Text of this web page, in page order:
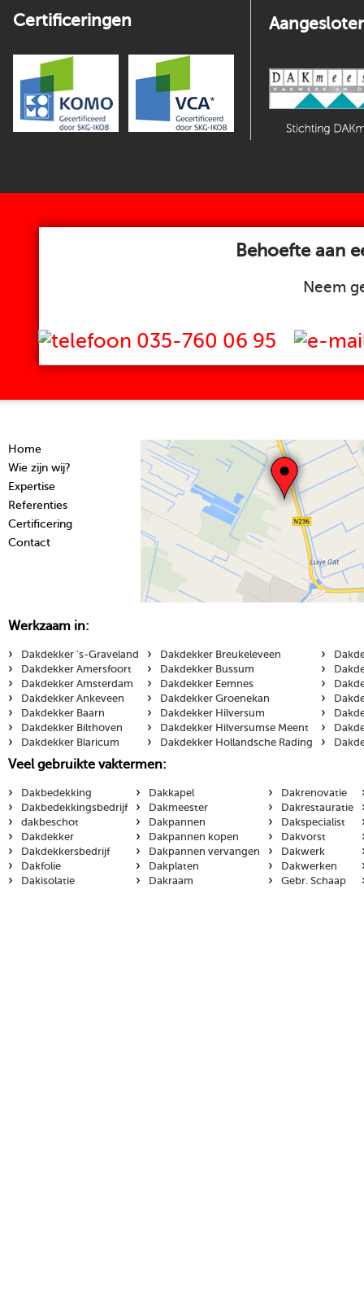
Certificeringen
Behoefte aan
Neem
035-760 06 95
Home
Wie zijn wij?
Expertise
Referenties
Certificering
Contact
Werkzaam in:
›
Dakdekker 's-Graveland
› Dakdekker Amersfoort
› Dakdekker Amsterdam
› Dakdekker Ankeveen
› Dakdekker Baarn
› Dakdekker Bilthoven
› Dakdekker Blaricum
› Dakdekker Breukeleveen
› Dakdekker Bussum
› Dakdekker Eemnes
› Dakdekker Groenekan
› Dakdekker Hilversum
› Dakdekker Hilversumse Meent
› Dakdekker Hollandsche Rading
›
›
›
›
›
›
›
Veel gebruikte vaktermen:
›
Dakbedekking
› Dakbedekkingsbedrijf
› dakbeschot
› Dakdekker
› Dakdekkersbedrijf
› Dakfolie
› Dakisolatie
› Dakkapel
› Dakmeester
› Dakpannen
› Dakpannen kopen
› Dakpannen vervangen
› Dakplaten
› Dakraam
› Dakrenovatie
› Dakrestauratie
› Dakspecialist
› Dakvorst
› Dakwerk
› Dakwerken
› Gebr. Schaap